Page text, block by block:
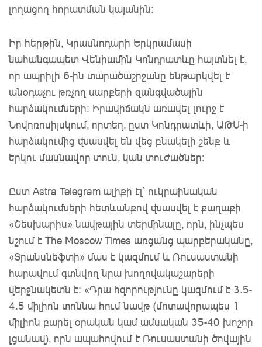
լողացող հորատման կայանին։
Իր հերթին, Կրասնոդարի Երկրամասի
նահանգապետ Վենիամին Կոնդրատևը հայտնել է,
որ ապրիլի 6-ին տարածաշրջանը ենթարկվել է
անօդաչու թռչող սարքերի զանգվածային
հարձակումների։ Իրավիճակն առավել լուրջ է
Նովոռոսիյսկում, որտեղ, ըստ Կոնդրատևի, ԱԹՍ-ի
հարձակումից վնասվել են վեց բնակելի շենք և
երկու մասնավոր տուն, կան տուժածներ։
Ըստ Astra Telegram ալիքի էլ՝ ուկրաինական
հարձակումների հետևանքով վնասվել է քաղաքի
«Շեսխարիս» նավթային տերմինալը, որն, ինչպես
նշում է The Moscow Times առցանց պարբերականը,
«Տրանսնեֆտի» մաս է կազմում և Ռուսաստանի
հարավում գտնվող նրա խողովակաշարերի
վերջնակետն է: «Դրա հզորությունը կազմում է 3.5-
4.5 միլիոն տոննա հում նավթ (մոտավորապես 1
միլիոն բարել օրական կամ ամսական 35-40 խոշոր
լցանավ), որն ապահովում է Ռուսաստանի ծովային